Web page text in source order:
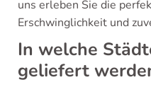
uns erleben Sie die
Erschwinglichkeit und
In welche
geliefert